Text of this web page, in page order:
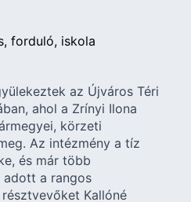
forduló iskola
az Újváros Téri
ahol a Zrínyi Ilona
körzeti
Az intézmény a tíz
és már több
a rangos
Kallóné